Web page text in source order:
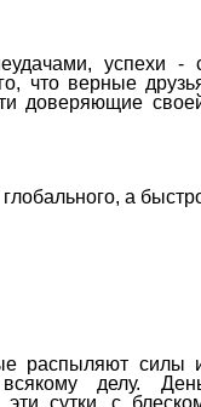
успехи -
что верные
доверяющие
а
распыляют силы
делу.
сутки, с